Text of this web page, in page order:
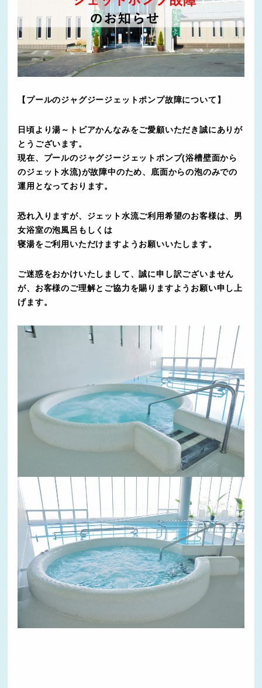
【プールのジャグジージェットポンプ故障について】
日頃より湯～トピアかんなみをご愛顧いただき誠にありが
とうございます。
現在、プールのジャグジージェットポンプ(浴槽壁面から
のジェット水流)が故障中のため、底面からの泡のみでの
運用となっております。
恐れ入りますが、ジェット水流ご利用希望のお客様は、男
女浴室の泡風呂もしくは
寝湯をご利用いただけますようお願いいたします。
ご迷惑をおかけいたしまして、誠に申し訳ございません
が、 お客様のご理解とご協力を賜りますようお願い申し上
げます。